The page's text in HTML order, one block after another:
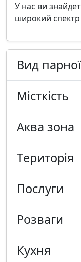
У нас ви
широкий
Вид парної
Місткість
Аква зона
Tериторія
Послуги
Розваги
Кухня